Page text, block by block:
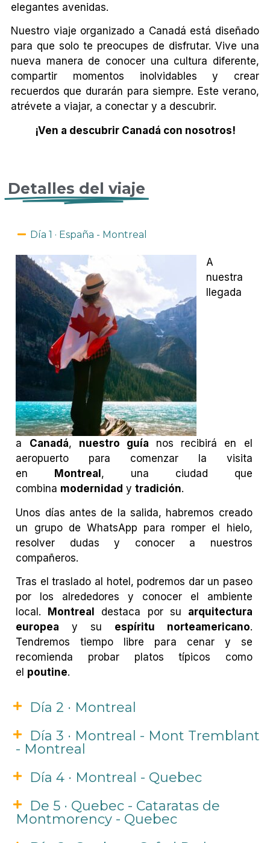
elegantes avenidas.
Nuestro viaje organizado a Canadá está diseñado
para que solo te preocupes de disfrutar. Vive una
nueva manera de conocer una cultura diferente,
compartir momentos inolvidables y crear
recuerdos que durarán para siempre. Este verano,
atrévete a viajar, a conectar y a descubrir.
¡Ven a descubrir Canadá con nosotros!
Detalles del viaje
Día 1 · España - Montreal
A
nuestra
llegada
a Canadá, nuestro guía nos recibirá en el
aeropuerto para comenzar la visita
en
Montreal , una ciudad que
combina modernidad ytradición.
Unos días antes de la salida, habremos creado
un grupo de WhatsApp para romper el hielo,
resolver dudas y conocer a nuestros
compañeros.
Tras el traslado al hotel, podremos dar un paseo
por los alrededores y conocer el ambiente
local.
Montreal destaca por su arquitectura
europea y su espíritu norteamericano.
Tendremos tiempo libre para cenar y se
recomienda probar platos típicos como
el poutine.
Día 2 · Montreal
Día 3 · Montreal - Mont Tremblant
- Montreal
Día 4 · Montreal - Quebec
De 5 · Quebec - Cataratas de
Montmorency - Quebec